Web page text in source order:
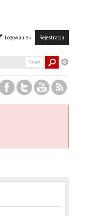
Logowanie » Rejestracja
Store